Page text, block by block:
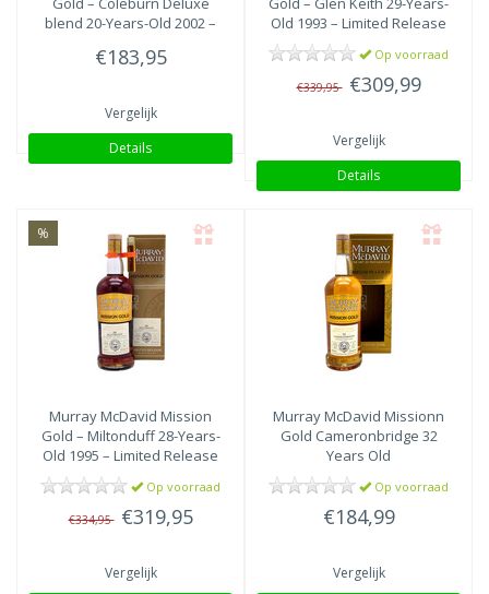
blend 20-Years-Old 2002 –
€183,95
Vergelijk
Details
Old 1993 – Limited Release
Op voorraad
€339,95 €309,99
Vergelijk
Details
%
Murray McDavid Mission
Gold – Miltonduff 28-Years-
Old 1995 – Limited Release
Op voorraad
€334,95 €319,95
Vergelijk
Murray McDavid Missionn
Gold Cameronbridge 32
Years Old
Op voorraad
€184,99
Vergelijk